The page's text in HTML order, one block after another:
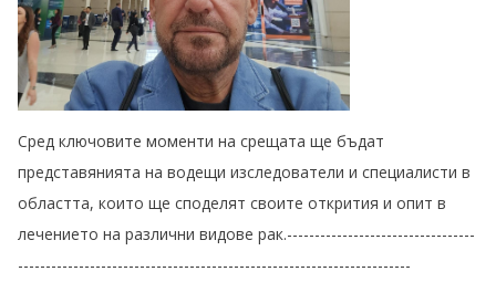
Сред ключовите моменти на срещата ще бъдат
представянията на водещи изследователи и специалисти в
областта, които ще споделят своите открития и опит в
лечението на различни видове рак.----------------------------------
-----------------------------------------------------------------------